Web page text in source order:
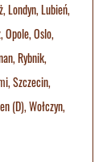
,Londyn,Lubień,
,Opole,Oslo,
,Rybnik,
,Szczecin,
(D),Wołczyn,